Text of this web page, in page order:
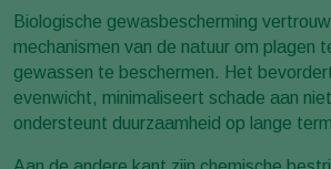
Biologische gewasbescherming
mechanismen van de natuur om plagen
gewassen te beschermen. Het
evenwicht, minimaliseert schade aan
ondersteunt duurzaamheid op lange